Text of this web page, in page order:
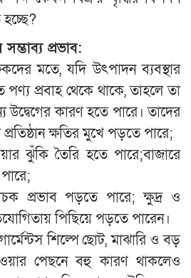
প্রভাব:
মতে, যদি উৎপাদন ব্যবস্থার
পণ্য প্রবাহ থেকে থাকে, তাহলে তা
উদ্বেগের কারণ হতে পারে। তাদের
ক্ষতির মুখে পড়তে পারে;
ঝুঁকি তৈরি হতে পারে;বাজারে
প্রভাব পড়তে পারে; ক্ষুদ্র ও
পিছিয়ে পড়তে পারেন।
শিল্পে ছোট, মাঝারি ও বড়
পেছনে বহু কারণ থাকলেও